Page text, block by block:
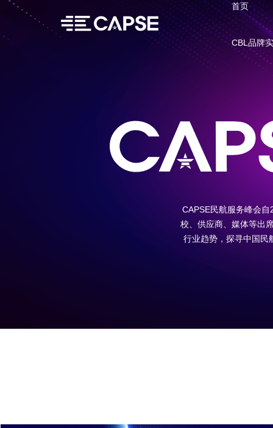
首页
CBL品牌
CAPSE民航服务峰会
校、供应商、媒体等出
行业趋势，探寻中国民